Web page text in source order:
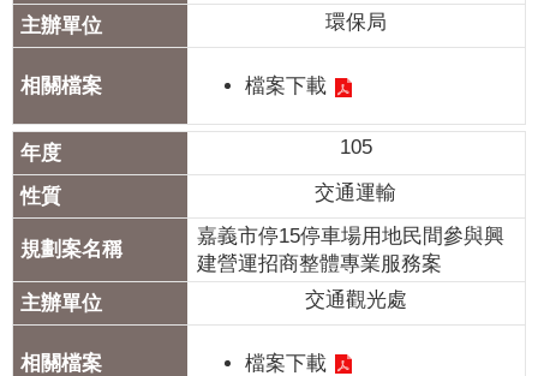
政
策
資
料
開
放
宣
告
環保局
檔案下載
105
交通運輸
嘉義市停15停車場用地民間參與興
建營運招商整體專業服務案
交通觀光處
檔案下載